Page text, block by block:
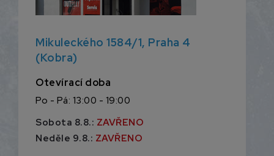
Mikuleckého 1584/1, Praha 4
(Kobra)
Otevírací doba
Po - Pá: 13:00 - 19:00
Sobota 8.8.: ZAVŘENO
Neděle 9.8.: ZAVŘENO